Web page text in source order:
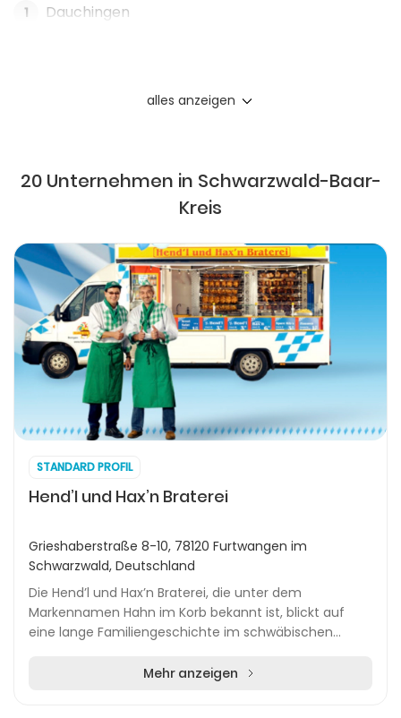
1 Dauchingen
alles anzeigen
20 Unternehmen in Schwarzwald-Baar-
Kreis
STANDARD PROFIL
Hend’l und Hax’n Braterei
Grieshaberstraße 8-10, 78120 Furtwangen im
Schwarzwald, Deutschland
Die Hend’l und Hax’n Braterei, die unter dem
Markennamen Hahn im Korb bekannt ist, blickt auf
eine lange Familiengeschichte im schwäbischen
Mehr anzeigen